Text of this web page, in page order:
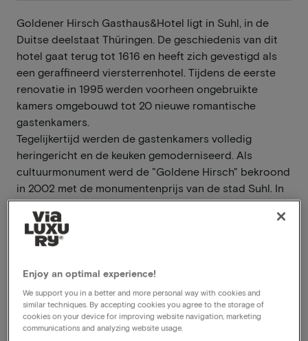
Goldener Hirsch Gasthaus&Hotel ligt in Suhl, in de
Duitse deelstaat Thüringen. De geschiedenis van dit
hotel gaat terug tot 1616 en heeft zich gevestigd als
een geraffineerd viersterrenhotel. Tijdens de eerste
renovatie in 1995 werden voorheen ongebruikte
kamers omgebouwd tot 20 nieuwe romantische
gastenkamers.
Tegelijkertijd werden de gastenkamers volledig
heringericht en de keuken gemoderniseerd. Als
cultuurmonument werd de "Goldene Hirsch" bekroond
in 2002 met de monumentenprijs van de stad Suhl. In
december 2004 werd dit moderne gastenverblijf met
extra parkeerplaatsen geopend. In 2016 had "Goldener
Hirsch" zijn grote jubileum - 400 jaar "Goldener
Lees meer
Late check-out
Inclusief ontbijt
Enjoy an optimal experience!
We support you in a better and more personal way with cookies and
similar techniques. By accepting cookies you agree to the storage of
cookies on your device for improving website navigation, marketing
communications and analyzing website usage.